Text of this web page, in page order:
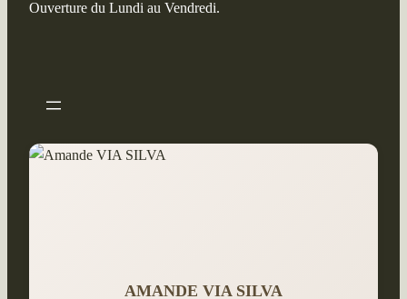
Ouverture du Lundi au Vendredi.
AMANDE VIA SILVA